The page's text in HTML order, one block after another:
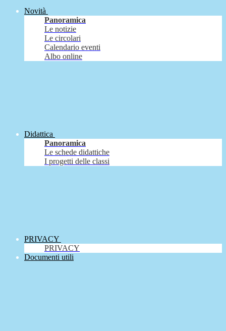
Novità
Panoramica
Le notizie
Le circolari
Calendario eventi
Albo online
Didattica
Panoramica
Le schede didattiche
I progetti delle classi
PRIVACY
PRIVACY
Documenti utili